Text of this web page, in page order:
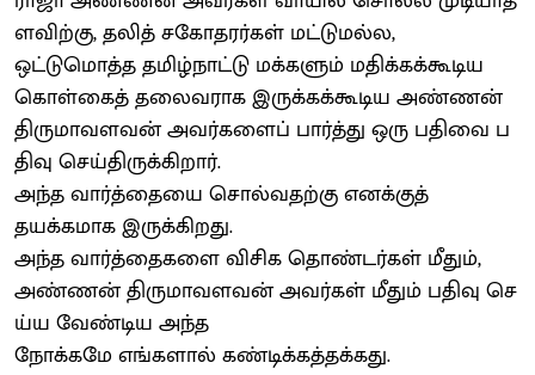
ளவிற்கு, தலித் சகோதரர்கள் மட்டுமல்ல,
ஒட்டுமொத்த தமிழ்நாட்டு மக்களும் மதிக்கக்கூடிய
கொள்கைத் தலைவராக இருக்கக்கூடிய அண்ணன்
திருமாவளவன் அவர்களைப் பார்த்து ஒரு பதிவை ப
திவு செய்திருக்கிறார்.
அந்த வார்த்தையை சொல்வதற்கு எனக்குத்
தயக்கமாக இருக்கிறது.
அந்த வார்த்தைகளை விசிக தொண்டர்கள் மீதும்,
அண்ணன் திருமாவளவன் அவர்கள் மீதும் பதிவு செ
ய்ய வேண்டிய அந்த
நோக்கமே எங்களால் கண்டிக்கத்தக்கது.